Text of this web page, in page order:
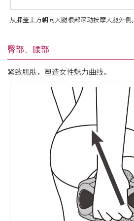
从膝盖上方朝向大腿根部滚动按摩大腿外侧。
臀部、腰部
紧致肌肤，塑造女性魅力曲线。